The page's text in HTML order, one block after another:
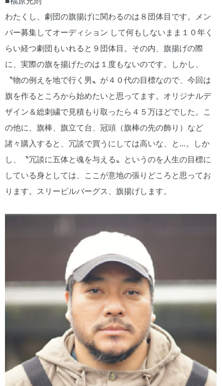
わたくし、劇団の旗揚げに関わるのは８団体目です。メン
バー募集してオーディション して何もしないまま１０年く
らい経つ劇団もいれると９団体目。その内、旗揚げの際
に、実際の旗を揚げたのは１度もないのです。しかし、
〝物の例えを地で行く男〟が４０代の目標なので、今回は
旗を作るところから始めたいと思ってます。オリジナルデ
ザイン＆総刺繍で見積もり取ったら４５万ほどでした。こ
の他に、旗棒、旗立て台、冠頭（旗棒の先の飾り）など
諸々購入すると、冗談で買うにしては高いな、と…。しか
し、〝冗談に五体と魂を与える〟というのを人生の目標に
している身としては、ここが意地の張りどころと思ってお
ります。スリーピルバーグス、旗揚げします。